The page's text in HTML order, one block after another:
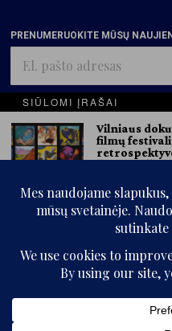
PRENUMERUOKITE MŪSŲ
pašto
adresas
PRENUMERUOTI
© „Kritikos atlasas“, 2025. Visos
draudžiama.
SIŪLOMI ĮRAŠAI
Vilniaus
filmų
Kavaliauskas
VDFF
Vilniaus
festivalio
programos,
Adolfui
menininko
išleisti